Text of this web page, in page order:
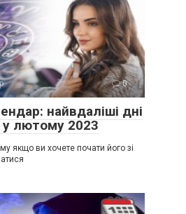
0
найвдаліші дні
лютому 2023
якщо ви хочете почати його зі